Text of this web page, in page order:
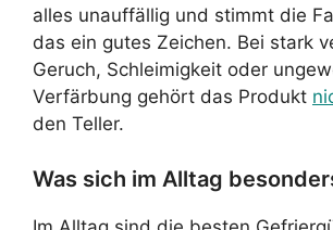
alles unauffällig und stimmt die
das ein gutes Zeichen. Bei stark
Geruch, Schleimigkeit oder
Verfärbung gehört das Produkt
den Teller.
Was sich im Alltag